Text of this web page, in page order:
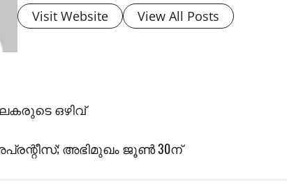
Visit Website View All Posts
ഒഴിവ്
അഭിമുഖം ജൂണ്‍ 30ന്